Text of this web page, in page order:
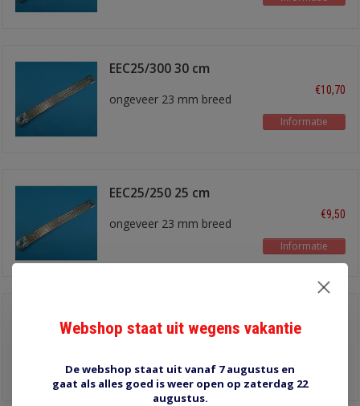
EEC25/300 30 cm
ongeveer 23 mm breed
€10,70
Informatie
EEC25/250 25 cm
ongeveer 23 mm breed
€9,50
Informatie
Informatie
Webshop staat uit wegens vakantie
De webshop staat uit vanaf 7 augustus en
gaat als alles goed is weer open op zaterdag 22
augustus.